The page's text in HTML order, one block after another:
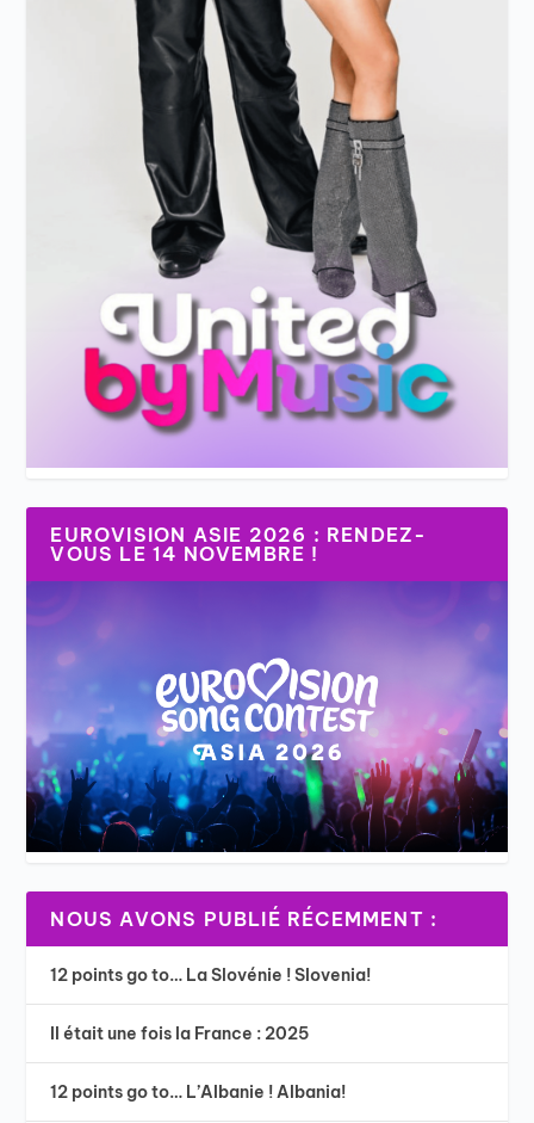
EUROVISION ASIE 2026 : RENDEZ-
VOUS LE 14 NOVEMBRE !
NOUS AVONS PUBLIÉ RÉCEMMENT :
12 points go to… La Slovénie ! Slovenia!
Il était une fois la France : 2025
12 points go to… L’Albanie ! Albania!